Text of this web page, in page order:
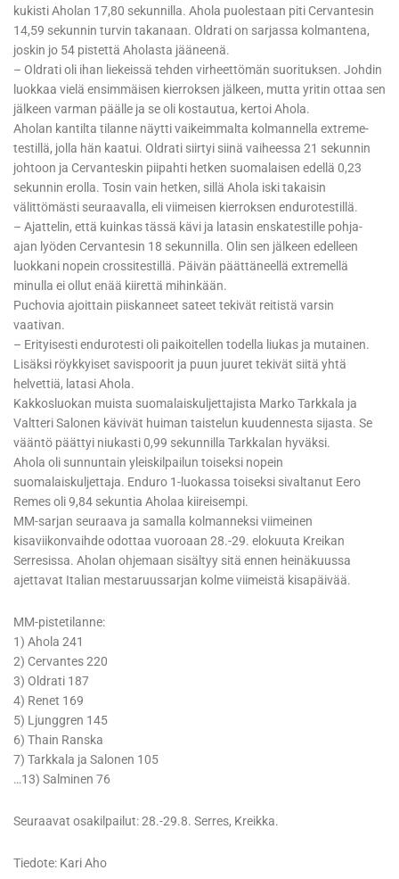
kukisti Aholan 17,80 sekunnilla. Ahola puolestaan piti Cervantesin
14,59 sekunnin turvin takanaan. Oldrati on sarjassa kolmantena,
joskin jo 54 pistettä Aholasta jääneenä.
– Oldrati oli ihan liekeissä tehden virheettömän suorituksen. Johdin
luokkaa vielä ensimmäisen kierroksen jälkeen, mutta yritin ottaa sen
jälkeen varman päälle ja se oli kostautua, kertoi Ahola.
Aholan kantilta tilanne näytti vaikeimmalta kolmannella extreme-
testillä, jolla hän kaatui. Oldrati siirtyi siinä vaiheessa 21 sekunnin
johtoon ja Cervanteskin piipahti hetken suomalaisen edellä 0,23
sekunnin erolla. Tosin vain hetken, sillä Ahola iski takaisin
välittömästi seuraavalla, eli viimeisen kierroksen endurotestillä.
– Ajattelin, että kuinkas tässä kävi ja latasin enskatestille pohja-
ajan lyöden Cervantesin 18 sekunnilla. Olin sen jälkeen edelleen
luokkani nopein crossitestillä. Päivän päättäneellä extremellä
minulla ei ollut enää kiirettä mihinkään.
Puchovia ajoittain piiskanneet sateet tekivät reitistä varsin
vaativan.
– Erityisesti endurotesti oli paikoitellen todella liukas ja mutainen.
Lisäksi röykkyiset savispoorit ja puun juuret tekivät siitä yhtä
helvettiä, latasi Ahola.
Kakkosluokan muista suomalaiskuljettajista Marko Tarkkala ja
Valtteri Salonen kävivät huiman taistelun kuudennesta sijasta. Se
vääntö päättyi niukasti 0,99 sekunnilla Tarkkalan hyväksi.
Ahola oli sunnuntain yleiskilpailun toiseksi nopein
suomalaiskuljettaja. Enduro 1-luokassa toiseksi sivaltanut Eero
Remes oli 9,84 sekuntia Aholaa kiireisempi.
MM-sarjan seuraava ja samalla kolmanneksi viimeinen
kisaviikonvaihde odottaa vuoroaan 28.-29. elokuuta Kreikan
Serresissa. Aholan ohjemaan sisältyy sitä ennen heinäkuussa
ajettavat Italian mestaruussarjan kolme viimeistä kisapäivää.
MM-pistetilanne:
1) Ahola 241
2) Cervantes 220
3) Oldrati 187
4) Renet 169
5) Ljunggren 145
6) Thain Ranska
7) Tarkkala ja Salonen 105
…13) Salminen 76
Seuraavat osakilpailut: 28.-29.8. Serres, Kreikka.
Tiedote: Kari Aho